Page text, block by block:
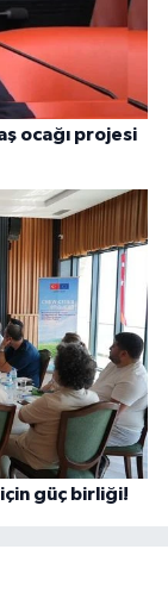
ocağı projesi
güç birliği!